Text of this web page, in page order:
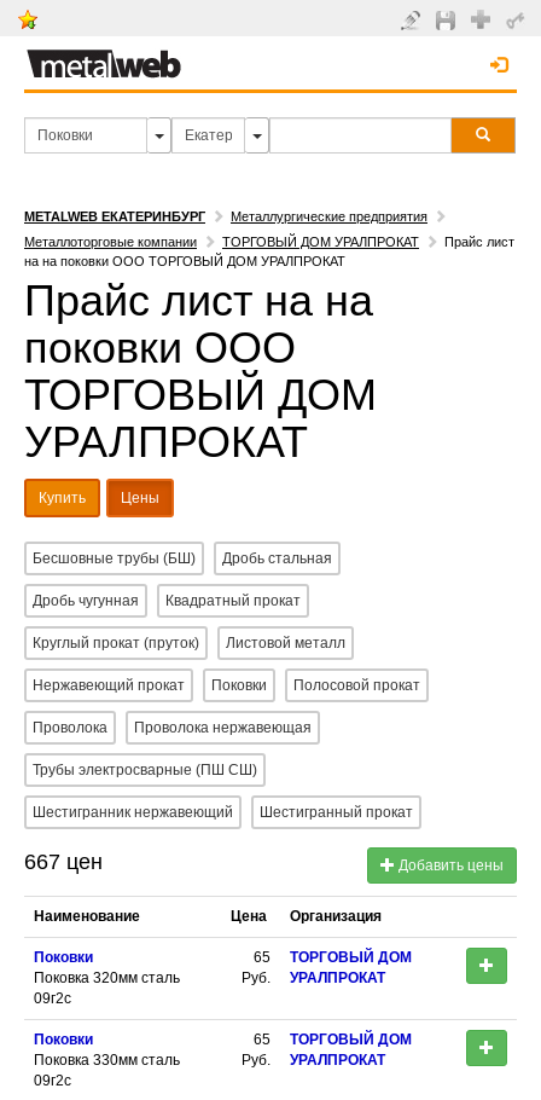
METALWEB ЕКАТЕРИНБУРГ
Металлургические предприятия
Металлоторговые компании
ТОРГОВЫЙ ДОМ УРАЛПРОКАТ
Прайс лист
на на поковки ООО ТОРГОВЫЙ ДОМ УРАЛПРОКАТ
Прайс лист на на
поковки ООО
ТОРГОВЫЙ ДОМ
УРАЛПРОКАТ
Купить Цены
Бесшовные трубы (БШ) Дробь стальная
Дробь чугунная Квадратный прокат
Круглый прокат (пруток) Листовой металл
Нержавеющий прокат Поковки Полосовой прокат
Проволока Проволока нержавеющая
Трубы электросварные (ПШ СШ)
Шестигранник нержавеющий Шестигранный прокат
667 цен Добавить цены
Наименование Цена Организация
Поковки
Поковка 320мм сталь
09г2с
65
Руб.
ТОРГОВЫЙ ДОМ
УРАЛПРОКАТ
Поковки
Поковка 330мм сталь
09г2с
65
Руб.
ТОРГОВЫЙ ДОМ
УРАЛПРОКАТ